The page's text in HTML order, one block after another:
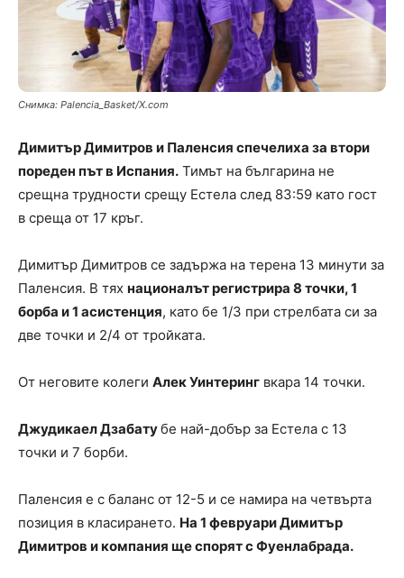
Снимка: Palencia_Basket/X.com
Димитър Димитров и Паленсия спечелиха за втори
пореден път в Испания. Тимът на българина не
срещна трудности срещу Естела след 83:59 като гост
в среща от 17 кръг.
Димитър Димитров се задържа на терена 13 минути за
Паленсия. В тях националът регистрира 8 точки, 1
борба и 1 асистенция, като бе 1/3 при стрелбата си за
две точки и 2/4 от тройката.
От неговите колеги Алек Уинтеринг вкара 14 точки.
Джудикаел Дзабатубе най-добър за Естела с 13
точки и 7 борби.
Паленсия е с баланс от 12-5 и се намира на четвърта
позиция в класирането. На 1 февруари Димитър
Димитров и компания ще спорят с Фуенлабрада.